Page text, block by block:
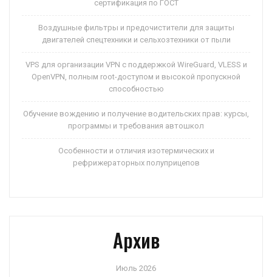
сертификация по ГОСТ
Воздушные фильтры и предочистители для защиты
двигателей спецтехники и сельхозтехники от пыли
VPS для организации VPN с поддержкой WireGuard, VLESS и
OpenVPN, полным root-доступом и высокой пропускной
способностью
Обучение вождению и получение водительских прав: курсы,
программы и требования автошкол
Особенности и отличия изотермических и
рефрижераторных полуприцепов
Архив
Июль 2026